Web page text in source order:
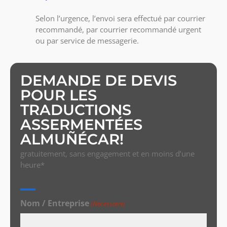
Selon l’urgence, l’envoi sera effectué par courrier
recommandé, par courrier recommandé urgent
ou par service de messagerie.
DEMANDE DE DEVIS
POUR LES
TRADUCTIONS
ASSERMENTÉES
ALMUÑÉCAR!
gratuitement, sans engagement et en moins d’une
heure*
Nom / Entreprise(Nécessaire)